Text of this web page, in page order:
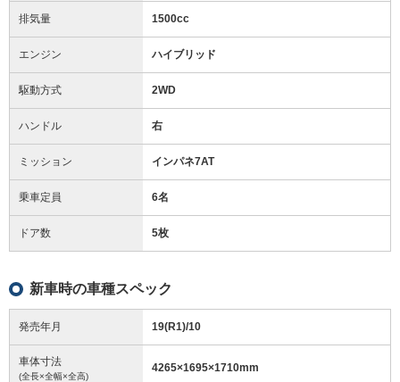
排気量 1500cc
エンジン ハイブリッド
駆動方式 2WD
ハンドル 右
ミッション インパネ7AT
乗車定員 6名
ドア数 5枚
新車時の車種スペック
発売年月 19(R1)/10
車体寸法
(全長×全幅×全高)
4265×1695×1710mm